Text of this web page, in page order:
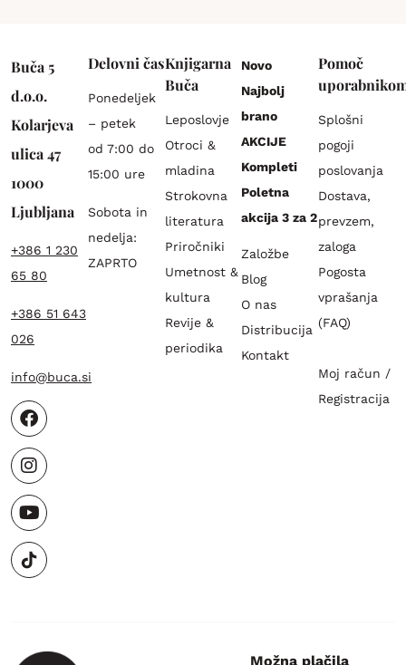
Buča 5
d.o.o.
Kolarjeva
ulica 47
1000
Ljubljana
+386 1 230
65 80
+386 51 643
026
info@buca.si
Delovni čas
Ponedeljek
– petek
od 7:00 do
15:00 ure
Sobota in
nedelja:
ZAPRTO
Knjigarna
Buča
Leposlovje
Otroci &
mladina
Strokovna
literatura
Priročniki
Umetnost &
kultura
Revije &
periodika
Novo
Najbolj
brano
AKCIJE
Kompleti
Poletna
akcija 3 za 2
Založbe
Blog
O nas
Distribucija
Kontakt
Pomoč
Splošni
pogoji
poslovanja
Dostava,
prevzem,
zaloga
Pogosta
vprašanja
(FAQ)
Moj račun /
Registracija
Možna plačila